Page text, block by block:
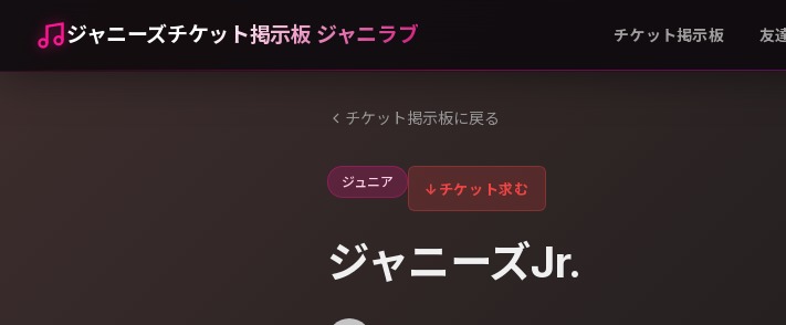
ジャニーズチケット掲示板 ジャニラブ チケット掲示板 友
チケット掲示板に戻る
ジュニア ↓ チケット求む
ジャニーズJr.